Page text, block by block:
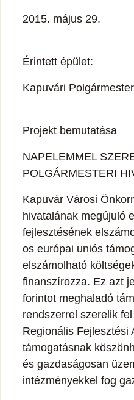
2015. május 29.
Érintett épület:
Kapuvári
Projekt bemutatása
NAPELEMMEL
POLGÁRMESTERI
Kapuvár Városi
hivatalának megújuló
fejlesztésének
os európai uniós
elszámolható
finanszírozza. Ez azt
forintot meghaladó
rendszerrel szerelik
Regionális Fejlesztési
támogatásnak
és gazdaságosan
intézményekkel fog